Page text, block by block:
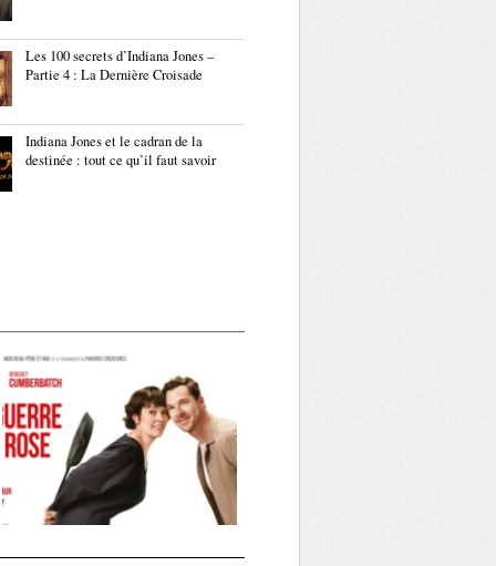
Les 100 secrets d’Indiana Jones –
Partie 4 : La Dernière Croisade
Indiana Jones et le cadran de la
destinée : tout ce qu’il faut savoir